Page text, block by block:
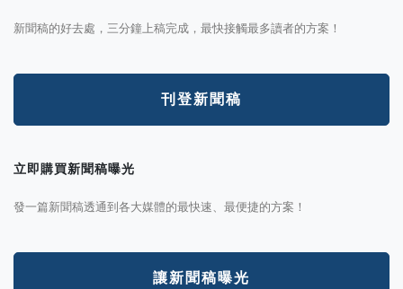
新聞稿的好去處，三分鐘上稿完成，最快接觸最多讀者的方案！
刊登新聞稿
立即購買新聞稿曝光
發一篇新聞稿透通到各大媒體的最快速、最便捷的方案！
讓新聞稿曝光